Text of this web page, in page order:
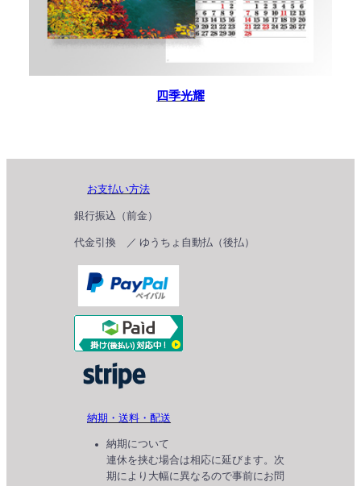
四季光耀
お支払い方法
銀行振込（前金）
代金引換 ／ ゆうちょ自動払（後払）
納期・送料・配送
納期について
連休を挟む場合は相応に延びます。次
期により大幅に異なるので事前にお問